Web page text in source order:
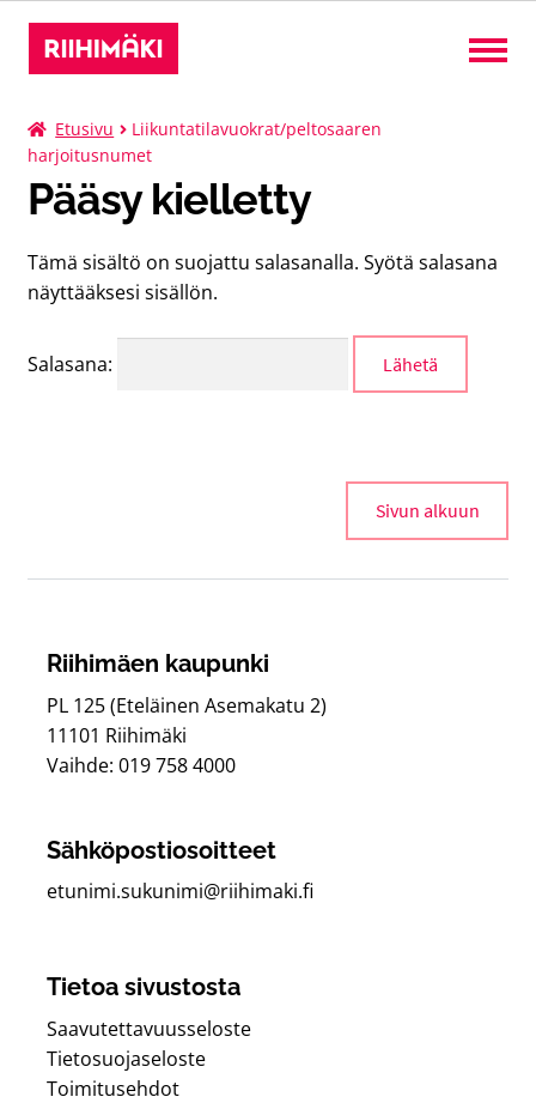
Liput
Kurssit
Leirit
Etusivu
Liikuntatilavuokrat/peltosaaren
harjoitusnumet
Pääsy kielletty
Tämä sisältö on suojattu salasanalla. Syötä salasana
näyttääksesi sisällön.
Salasana:
Sivun alkuun
Riihimäen kaupunki
PL 125 (Eteläinen Asemakatu 2)
11101 Riihimäki
Vaihde: 019 758 4000
Sähköpostiosoitteet
etunimi.sukunimi@riihimaki.fi
Tietoa sivustosta
Saavutettavuusseloste
Tietosuojaseloste
Toimitusehdot